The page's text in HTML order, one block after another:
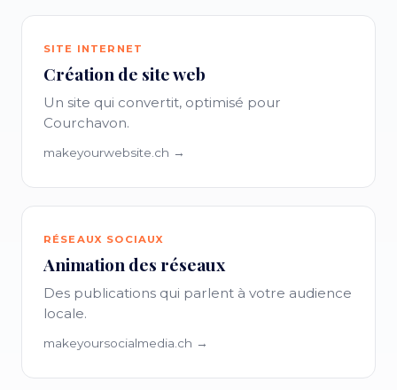
SITE INTERNET
Création de site web
Un site qui convertit, optimisé pour
Courchavon.
makeyourwebsite.ch →
RÉSEAUX SOCIAUX
Animation des réseaux
Des publications qui parlent à votre audience
locale.
makeyoursocialmedia.ch →